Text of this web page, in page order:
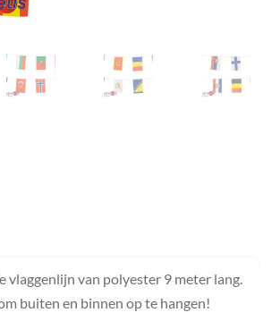
vlaggenlijn van polyester 9 meter lang.
buiten en binnen op te hangen!